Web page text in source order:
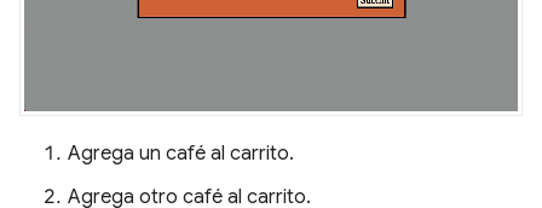
Agrega un café al carrito.
Agrega otro café al carrito.